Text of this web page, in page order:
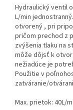
Hydraulický ventil
L/min
otvorený , pri
pričom prechod z
zvýšenia tlaku na
môže dôjsť k
nežiadúce je
Použitie v
zatváranie/
Max. prietok: 40L/